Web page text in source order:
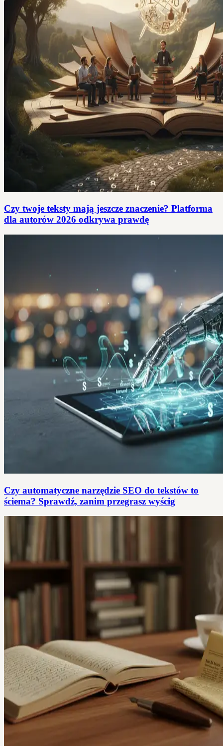
Czy twoje teksty mają jeszcze znaczenie? Platforma
dla autorów 2026 odkrywa prawdę
Czy automatyczne narzędzie SEO do tekstów to
ściema? Sprawdź, zanim przegrasz wyścig